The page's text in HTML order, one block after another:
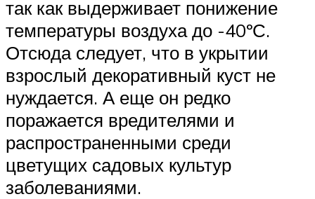
так как выдерживает понижение
температуры воздуха до -40ºС.
Отсюда следует, что в укрытии
взрослый декоративный куст не
нуждается. А еще он редко
поражается вредителями и
распространенными среди
цветущих садовых культур
заболеваниями.